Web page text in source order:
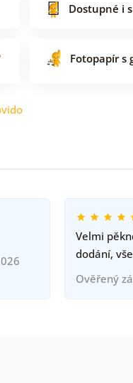
Dostupné i
Fotopapír s
Velmi
dodání,
Ověřený